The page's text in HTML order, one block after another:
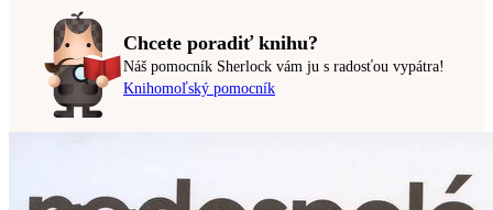
Chcete poradiť knihu?
Náš pomocník Sherlock vám ju s radosťou vypátra!
Knihomoľský pomocník